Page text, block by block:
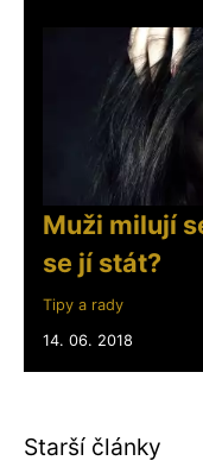
Muži milují
se jí stát?
Tipy a rady
14. 06. 2018
Starší články